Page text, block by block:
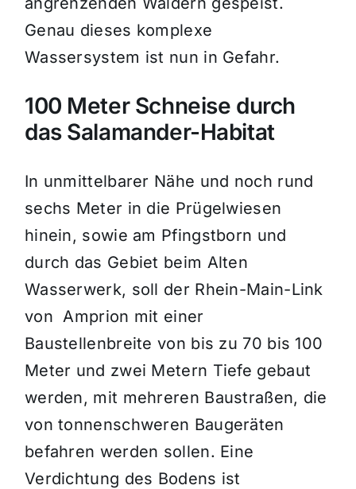
Genau dieses komplexe
Wassersystem ist nun in Gefahr.
100 Meter Schneise durch
das Salamander-Habitat
In unmittelbarer Nähe und noch rund
sechs Meter in die Prügelwiesen
hinein, sowie am Pfingstborn und
durch das Gebiet beim Alten
Wasserwerk, soll der Rhein-Main-Link
von Amprion mit einer
Baustellenbreite von bis zu 70 bis 100
Meter und zwei Metern Tiefe gebaut
werden, mit mehreren Baustraßen, die
von tonnenschweren Baugeräten
befahren werden sollen. Eine
Verdichtung des Bodens ist